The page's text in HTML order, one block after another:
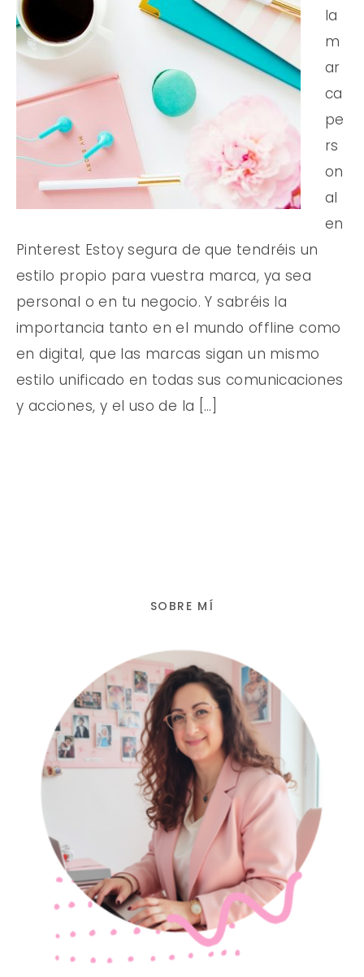
la
m
ar
ca
pe
rs
on
al
en
Pinterest Estoy segura de que tendréis un
estilo propio para vuestra marca, ya sea
personal o en tu negocio. Y sabréis la
importancia tanto en el mundo offline como
en digital, que las marcas sigan un mismo
estilo unificado en todas sus comunicaciones
y acciones, y el uso de la […]
SOBRE MÍ